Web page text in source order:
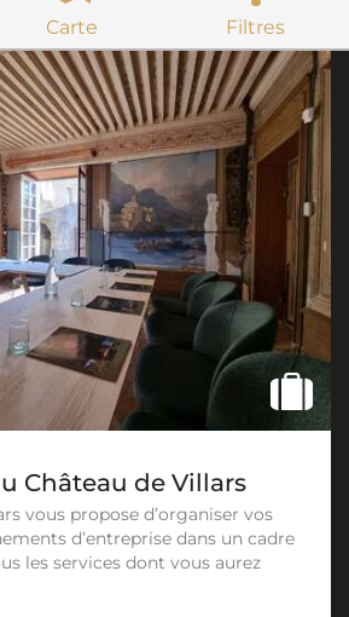
Carte Filtres
Château de Villars
vous propose d’organiser vos
d’entreprise dans un cadre
les services dont vous aurez